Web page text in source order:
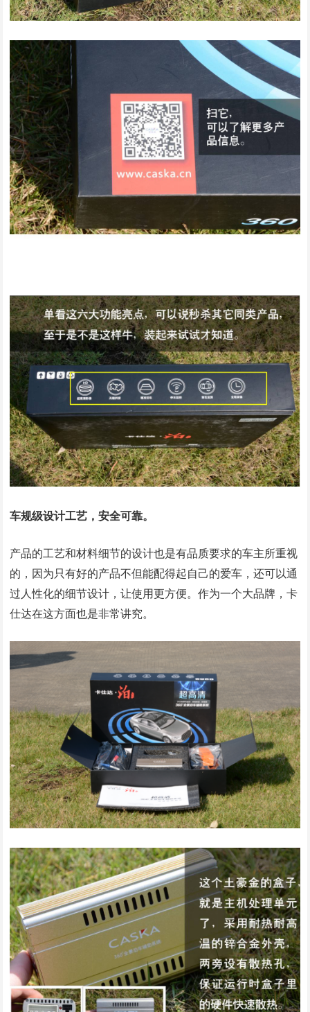
车规级设计工艺，安全可靠。
产品的工艺和材料细节的设计也是有品质要求的车主所重视
的，因为只有好的产品不但能配得起自己的爱车，还可以通
过人性化的细节设计，让使用更方便。作为一个大品牌，卡
仕达在这方面也是非常讲究。